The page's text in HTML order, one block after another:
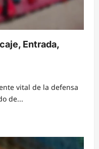
Entrada,
vital de la defensa
de...